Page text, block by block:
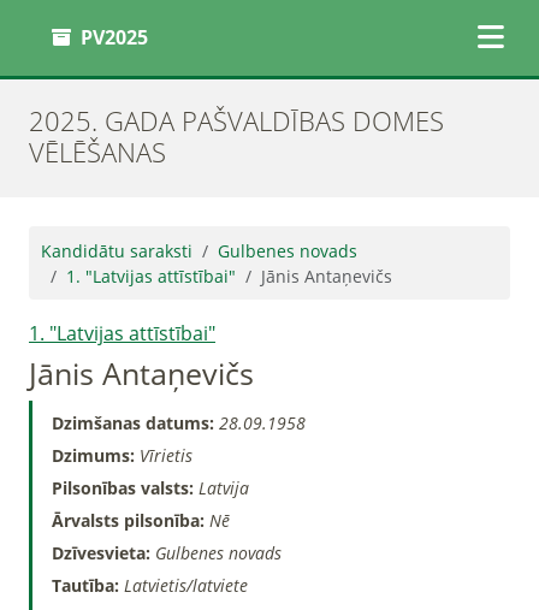
PV2025
2025. GADA PAŠVALDĪBAS DOMES
VĒLĒŠANAS
Kandidātu saraksti
Gulbenes novads
1. "Latvijas attīstībai"
Jānis Antaņevičs
1. "Latvijas attīstībai"
Jānis Antaņevičs
Dzimšanas datums: 28.09.1958
Dzimums: Vīrietis
Pilsonības valsts: Latvija
Ārvalsts pilsonība: Nē
Dzīvesvieta: Gulbenes novads
Tautība: Latvietis/latviete